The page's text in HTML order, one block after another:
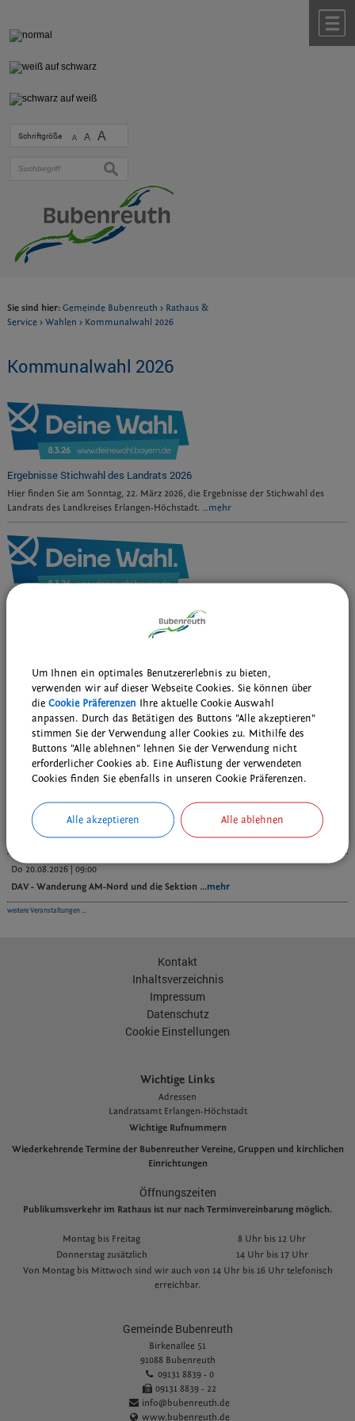
Schriftgröße A A A
suchen
Veranstaltungen
Do 13.08.2026 | 09:00
Fr 14.08.2026 | 16:00
Sprechstunde Energie & Klima...mehr
Do 20.08.2026 | 09:00
DAV - Wanderung AM-Nord und die Sektion ...mehr
weitere Veranstaltungen ...
Sie sind hier: Gemeinde Bubenreuth > Rathaus &
Service > Wahlen > Kommunalwahl 2026
Kommunalwahl 2026
Ergebnisse Stichwahl des Landrats 2026
Hier finden Sie am Sonntag, 22. März 2026, die Ergebnisse der Stichwahl des
Landrats des Landkreises Erlangen-Höchstadt. …mehr
Ergebnisse der Kommunalwahl vom 8. März 2026
Hier finden Sie am Wahlsonntag, 8. März, die Ergebnisse der Kommunalwahlen
drucken
Kontakt
Inhaltsverzeichnis
Impressum
Datenschutz
Cookie Einstellungen
Wichtige Links
Adressen
Landratsamt Erlangen-Höchstadt
Wichtige Rufnummern
Wiederkehrende Termine der Bubenreuther Vereine, Gruppen und kirchlichen
Einrichtungen
Öffnungszeiten
Publikumsverkehr im Rathaus ist nur nach Terminvereinbarung möglich.
Montag bis Freitag
8 Uhr bis 12 Uhr
Donnerstag zusätzlich
14 Uhr bis 17 Uhr
Von Montag bis Mittwoch sind wir auch von 14 Uhr bis 16 Uhr telefonisch
erreichbar.
Gemeinde Bubenreuth
Birkenallee 51
91088 Bubenreuth
09131 8839 - 0
09131 8839 - 22
info@bubenreuth.de
www.bubenreuth.de
Um Ihnen ein optimales Benutzererlebnis zu bieten,
verwenden wir auf dieser Webseite Cookies. Sie können über
die Cookie Präferenzen Ihre aktuelle Cookie Auswahl
anpassen. Durch das Betätigen des Buttons "Alle akzeptieren"
stimmen Sie der Verwendung aller Cookies zu. Mithilfe des
Buttons "Alle ablehnen" lehnen Sie der Verwendung nicht
erforderlicher Cookies ab. Eine Auflistung der verwendeten
Cookies finden Sie ebenfalls in unseren Cookie Präferenzen.
Alle akzeptieren Alle ablehnen